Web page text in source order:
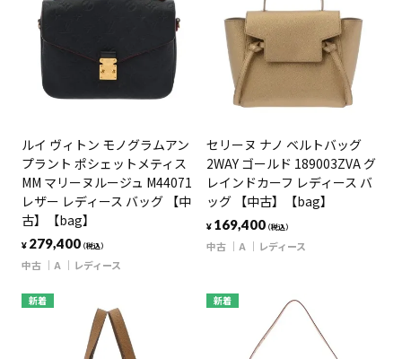
ルイ ヴィトン モノグラムアン
プラント ポシェットメティス
MM マリーヌルージュ M44071
レザー レディース バッグ 【中
古】【bag】
¥ 279,400（税込）
中古 A レディース
セリーヌ ナノ ベルトバッグ
2WAY ゴールド 189003ZVA グ
レインドカーフ レディース バ
ッグ 【中古】【bag】
¥ 169,400（税込）
中古 A レディース
新着 新着